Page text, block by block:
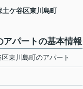
土ケ谷区東川島町
パートの基本情報
東川島町のアパート